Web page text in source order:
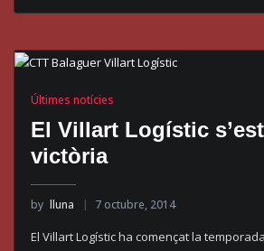
Últimes notícies
El Villart Logístic
victòria
by lluna 7 octubre, 2014
El Villart Logístic ha començat la